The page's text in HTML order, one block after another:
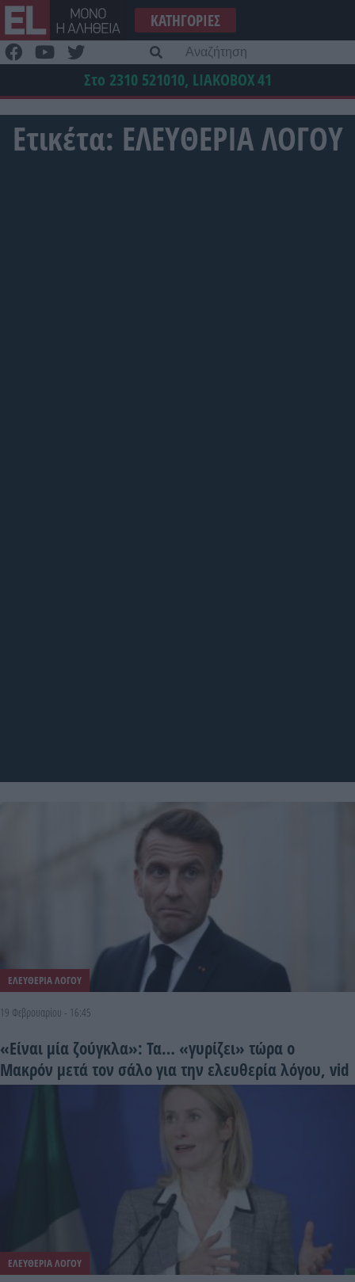
Μετάβαση
στο
περιεχόμενο
ΚΑΤΗΓΟΡΊΕΣ
Στο 2310 521010, LIAKOBOX41
Ετικέτα: ΕΛΕΥΘΕΡΙΑ ΛΟΓΟΥ
ΕΛΕΥΘΕΡΙΑ ΛΟΓΟΥ
19 Φεβρουαρίου - 16:45
«Είναι μία ζούγκλα»: Τα… «γυρίζει» τώρα ο
Μακρόν μετά τον σάλο για την ελευθερία λόγου, vid
ΕΛΕΥΘΕΡΙΑ ΛΟΓΟΥ